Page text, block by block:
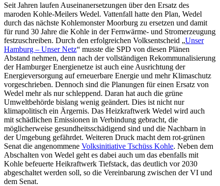
Seit Jahren laufen Auseinanersetzungen über den Ersatz des
maroden Kohle-Meilers Wedel. Vattenfall hatte den Plan, Wedel
durch das nächste Kohlemonster Moorburg zu ersetzen und damit
für rund 30 Jahre die Kohle in der Fernwärme- und Stromerzeugung
festzuschreiben. Durch den erfolgreichen Volksentscheid „Unser
Hamburg – Unser Netz“ musste die SPD von diesen Plänen
Abstand nehmen, denn nach der vollständigen Rekommunalisierung
der Hamburger Energienetze ist auch eine Ausrichtung der
Energieversorgung auf erneuerbare Energie und mehr Klimaschutz
vorgeschrieben. Dennoch sind die Planungen für einen Ersatz von
Wedel mehr als nur schleppend. Daran hat auch die grüne
Umweltbehörde bislang wenig geändert. Dies ist nicht nur
klimapolitisch ein Ärgernis. Das Heizkraftwerk Wedel wird auch
mit schädlichen Emissionen in Verbindung gebracht, die
möglicherweise gesundheitsschädigend sind und die Nachbarn in
der Umgebung gefährdet. Weiteren Druck macht dem rot-grünen
Senat die angenommene Volksinitiative Tschüss Kohle. Neben dem
Abschalten von Wedel geht es dabei auch um das ebenfalls mit
Kohle befeuerte Heikraftwerk Tiefstack, das deutlich vor 2030
abgeschaltet werden soll, so die Vereinbarung zwischen der VI und
dem Senat.